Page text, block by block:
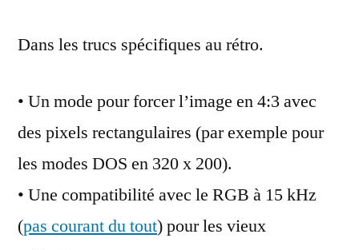
Dans les trucs spécifiques au rétro.
• Un mode pour forcer l’image en 4:3 avec
des pixels rectangulaires (par exemple pour
les modes DOS en 320 x 200).
• Une compatibilité avec le RGB à 15 kHz
(pas courant du tout) pour les vieux